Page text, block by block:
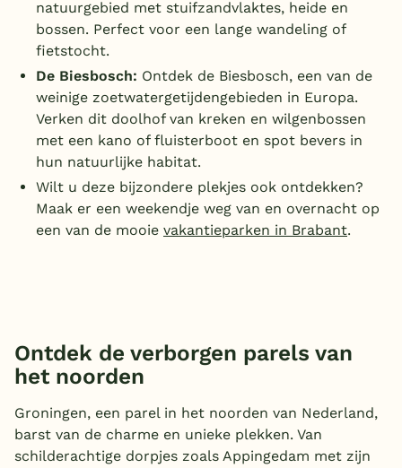
natuurgebied met stuifzandvlaktes, heide en
bossen. Perfect voor een lange wandeling of
fietstocht.
De Biesbosch: Ontdek de Biesbosch, een van de
weinige zoetwatergetijdengebieden in Europa.
Verken dit doolhof van kreken en wilgenbossen
met een kano of fluisterboot en spot bevers in
hun natuurlijke habitat.
Wilt u deze bijzondere plekjes ook ontdekken?
Maak er een weekendje weg van en overnacht op
een van de mooie vakantieparken in Brabant.
Ontdek de verborgen parels van
het noorden
Groningen, een parel in het noorden van Nederland,
barst van de charme en unieke plekken. Van
schilderachtige dorpjes zoals Appingedam met zijn